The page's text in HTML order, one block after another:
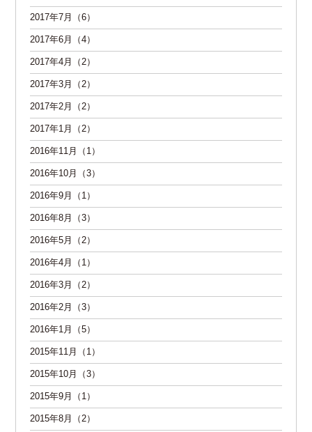
2017年7月（6）
2017年6月（4）
2017年4月（2）
2017年3月（2）
2017年2月（2）
2017年1月（2）
2016年11月（1）
2016年10月（3）
2016年9月（1）
2016年8月（3）
2016年5月（2）
2016年4月（1）
2016年3月（2）
2016年2月（3）
2016年1月（5）
2015年11月（1）
2015年10月（3）
2015年9月（1）
2015年8月（2）